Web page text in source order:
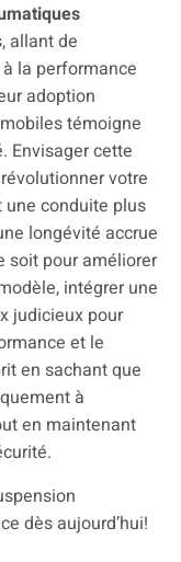
allant de
la performance
adoption
témoigne
Envisager cette
votre
une conduite plus
longévité accrue
soit pour améliorer
intégrer une
judicieux pour
et le
en sachant que
à
en maintenant
dès aujourd’hui!